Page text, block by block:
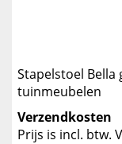
Stapelstoel Bella
tuinmeubelen
Verzendkosten
Prijs is incl. btw.